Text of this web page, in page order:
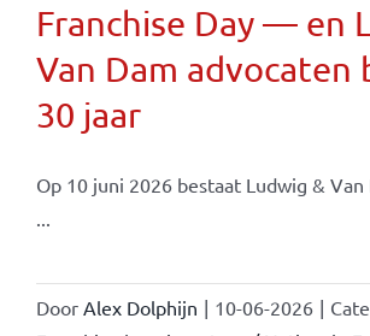
Franchise Day — en
Van Dam advocaten
30 jaar
Op 10 juni 2026 bestaat Ludwig & Van
Door Alex Dolphijn | 10-06-2026 |